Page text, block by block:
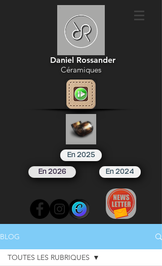
Daniel Rossander
Céramiques
En 2025
En 2026 En 2024
BLOG
TOUTES LES RUBRIQUES